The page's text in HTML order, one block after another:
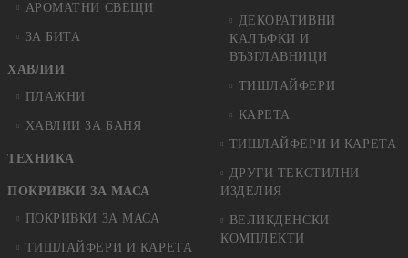
АРОМАТНИ СВЕЩИ
ЗА БИТА
ХАВЛИИ
ПЛАЖНИ
ХАВЛИИ ЗА БАНЯ
ТЕХНИКА
ПОКРИВКИ ЗА МАСА
ПОКРИВКИ ЗА МАСА
ТИШЛАЙФЕРИ И КАРЕТА
ДЕКОРАТИВНИ
КАЛЪФКИ И
ВЪЗГЛАВНИЦИ
ТИШЛАЙФЕРИ
КАРЕТА
ТИШЛАЙФЕРИ И КАРЕТА
ДРУГИ ТЕКСТИЛНИ
ИЗДЕЛИЯ
ВЕЛИКДЕНСКИ
КОМПЛЕКТИ